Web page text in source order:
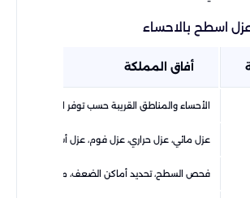
اسطح بالاحساء
أفاق المملكة
الأحساء والمناطق القريبة حسب توفر المواعيد
عزل مائي، عزل حراري، عزل فوم، عزل أسطح
فحص السطح، تحديد أماكن الضعف، معالجة الشروخ،